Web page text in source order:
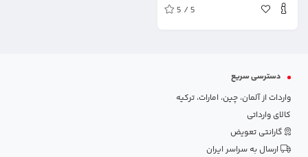
5 / 5
دسترسی سریع
واردات از آلمان، چین، امارات، ترکیه
کالای وارداتی
گارانتی تعویض
ارسال به سراسر ایران